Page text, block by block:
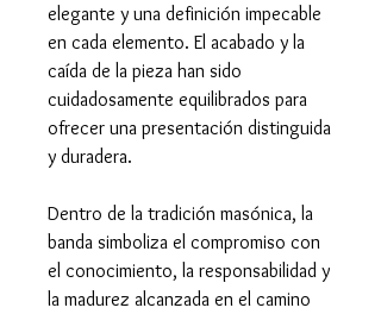
elegante y una definición impecable
en cada elemento. El acabado y la
caída de la pieza han sido
cuidadosamente equilibrados para
ofrecer una presentación distinguida
y duradera.
Dentro de la tradición masónica, la
banda simboliza el compromiso con
el conocimiento, la responsabilidad y
la madurez alcanzada en el camino